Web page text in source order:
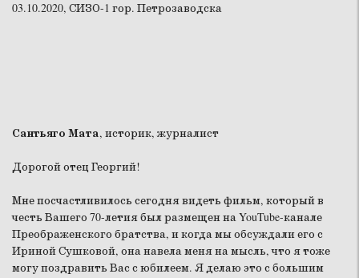
03.10.2020, СИЗО-1 гор. Петрозаводска
Сантьяго Мата, историк, журналист
Дорогой отец Георгий!
Мне посчастливилось сегодня видеть фильм, который в
честь Вашего 70-летия был размещен на YouTube-канале
Преображенского братства, и когда мы обсуждали его с
Ириной Сушковой, она навела меня на мысль, что я тоже
могу поздравить Вас с юбилеем. Я делаю это с большим